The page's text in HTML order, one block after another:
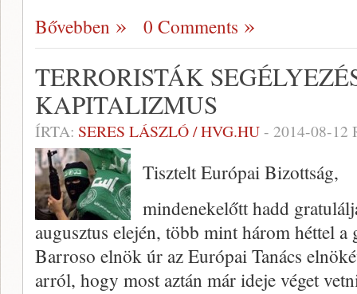
Bővebben 0 Comments
TERRORISTÁK
KAPITALIZMUS
ÍRTA: SERES LÁSZLÓ / HVG.HU- 2014-08-12
Tisztelt Európai Bizottság,
mindenekelőtt hadd
augusztus elején, több mint három héttel a
Barroso elnök úr az Európai Tanács
arról, hogy most aztán már ideje véget